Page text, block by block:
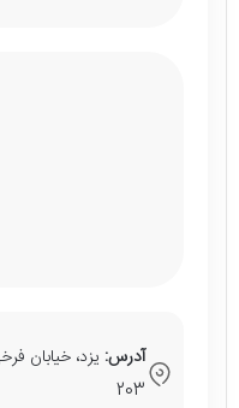
آدرس:
203